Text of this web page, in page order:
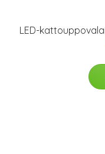
LED-